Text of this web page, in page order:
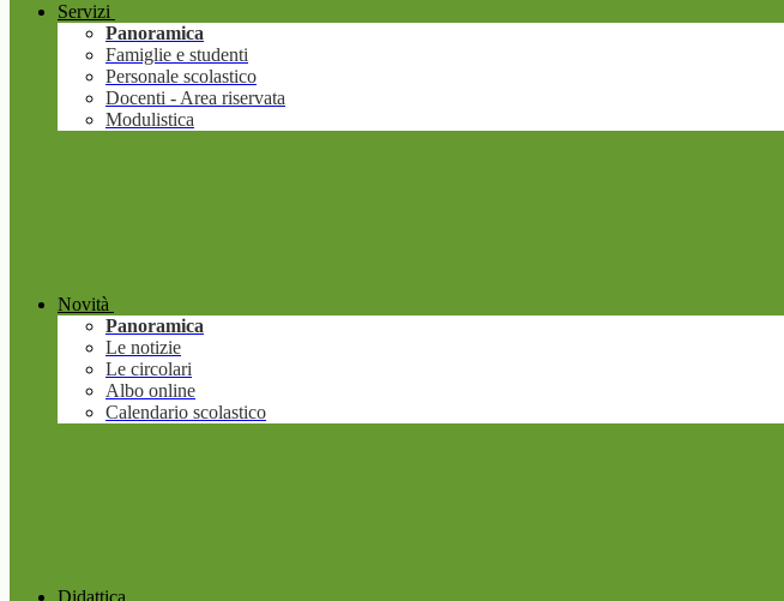
Servizi
Panoramica
Famiglie e studenti
Personale scolastico
Docenti - Area riservata
Modulistica
Novità
Panoramica
Le notizie
Le circolari
Albo online
Calendario scolastico